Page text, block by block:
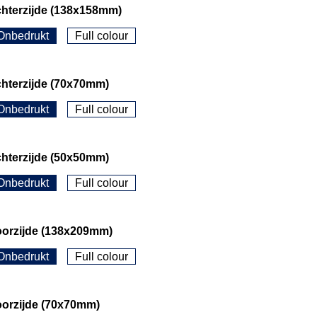
(138x158mm)
Full colour
(70x70mm)
Full colour
(50x50mm)
Full colour
(138x209mm)
Full colour
(70x70mm)